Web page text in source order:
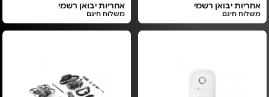
אחריות יבואן רשמי
משלוח חינם
אחריות יבואן רשמי
משלוח חינם